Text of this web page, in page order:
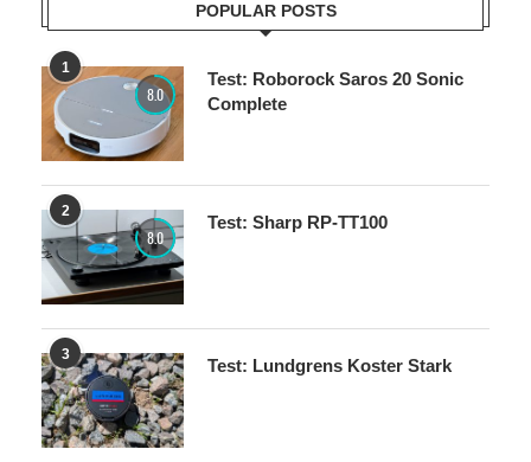
POPULAR POSTS
1
8.0
Test: Roborock Saros 20 Sonic
Complete
2
8.0
Test: Sharp RP-TT100
3
Test: Lundgrens Koster Stark